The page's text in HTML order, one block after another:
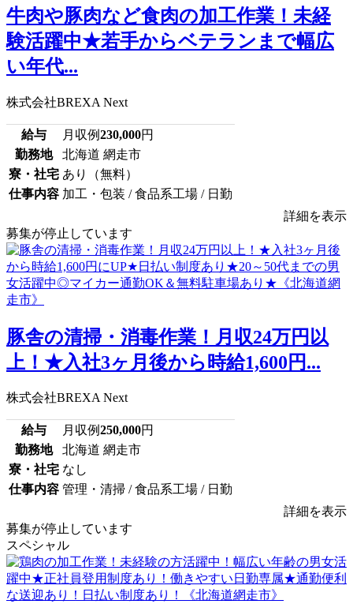
牛肉や豚肉など食肉の加工作業！未経
験活躍中★若手からベテランまで幅広
い年代...
株式会社BREXA Next
給与 月収例230,000円
勤務地
北海道 網走市
寮・社宅 あり（無料）
仕事内容 加工・包装 / 食品系工場 / 日勤
詳細を表示
募集が停止しています
豚舎の清掃・消毒作業！月収24万円以
上！★入社3ヶ月後から時給1,600円...
株式会社BREXA Next
給与 月収例250,000円
勤務地
北海道 網走市
寮・社宅 なし
仕事内容 管理・清掃 / 食品系工場 / 日勤
詳細を表示
募集が停止しています
スペシャル